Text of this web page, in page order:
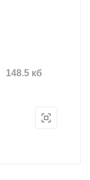
148.5 кб